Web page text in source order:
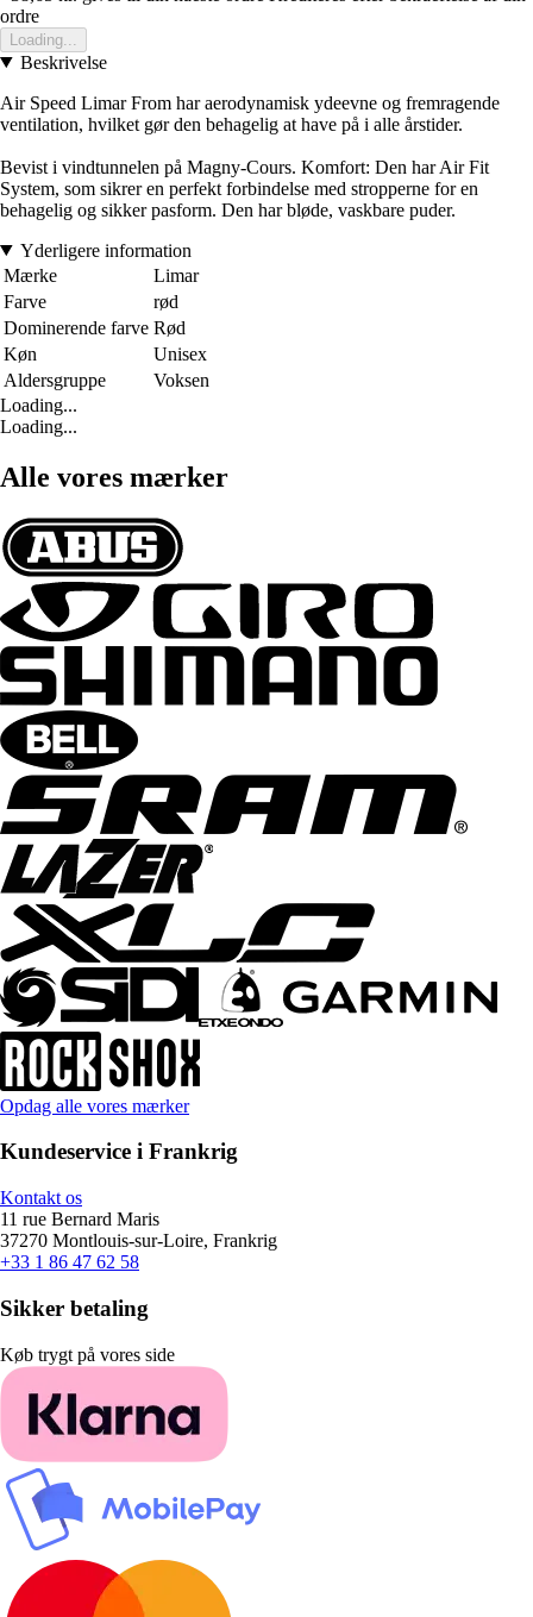
ordre
Loading...
Beskrivelse
Air Speed Limar From har aerodynamisk ydeevne og fremragende
ventilation, hvilket gør den behagelig at have på i alle årstider.
Bevist i vindtunnelen på Magny-Cours. Komfort: Den har Air Fit
System, som sikrer en perfekt forbindelse med stropperne for en
behagelig og sikker pasform. Den har bløde, vaskbare puder.
Yderligere information
Mærke
Limar
Farve
rød
Dominerende farve Rød
Køn
Unisex
Aldersgruppe
Voksen
Loading...
Loading...
Alle vores mærker
Opdag alle vores mærker
Kundeservice i Frankrig
Kontakt os
11 rue Bernard Maris
37270 Montlouis-sur-Loire, Frankrig
+33 1 86 47 62 58
Sikker betaling
Køb trygt på vores side